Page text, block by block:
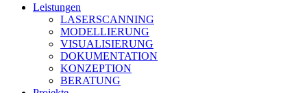
Leistungen
LASERSCANNING
MODELLIERUNG
VISUALISIERUNG
DOKUMENTATION
KONZEPTION
BERATUNG